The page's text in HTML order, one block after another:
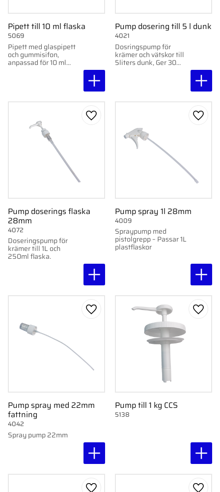
Pipett till 10 ml flaska
Pipett med glaspipett
och gummisifon,
anpassad för 10 ml
5069
Pump dosering till 5 l dunk
Dosringspump för
krämer och vätskor till
5liters dunk, Ger 30
4021
Pump doserings flaska
28mm
Doseringspump för
krämer till 1L​ och
250ml flaska.
4072
Lägg till i favoriter
Pump spray 1l 28mm
Spraypump med
pistolgrepp – Passar 1L
plastflaskor
4009
Lägg
Pump spray med 22mm
fattning
Spray pump 22mm
4042
Lägg till i favoriter
Pump till 1 kg CCS
5138
Lägg